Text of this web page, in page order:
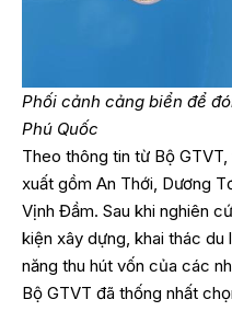
Phối cảnh cảng biển để
Phú Quốc
Theo thông tin từ Bộ
xuất gồm An Thới, Dương
Vịnh Đầm. Sau khi nghiên
kiện xây dựng, khai thác
năng thu hút vốn của các
Bộ GTVT đã thống nhất